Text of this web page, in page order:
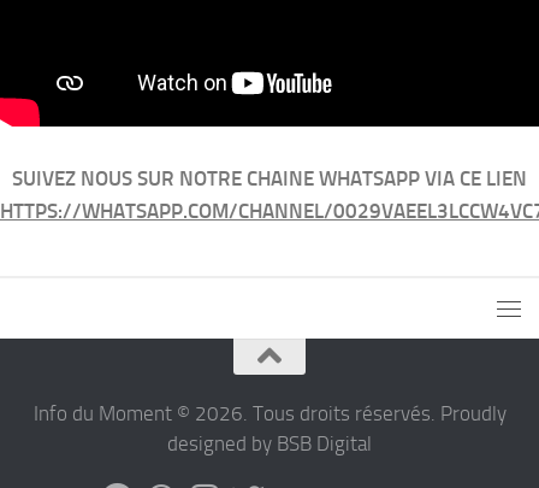
SUIVEZ NOUS SUR NOTRE CHAINE WHATSAPP VIA CE LIEN
HTTPS://WHATSAPP.COM/CHANNEL/
Info du Moment © 2026. Tous droits réservés. Proudly
designed by BSB Digital